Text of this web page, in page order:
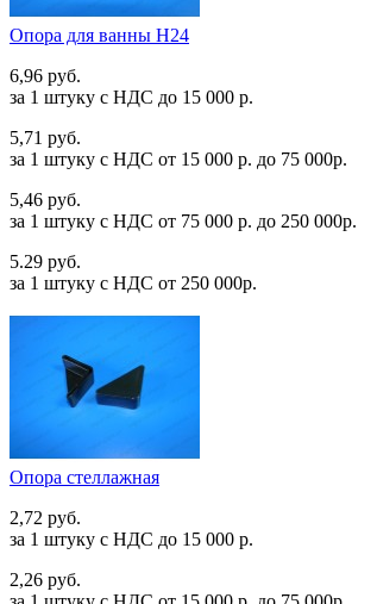
Опора для ванны Н24
6,96 руб.
за 1 штуку c НДС до 15 000 р.
5,71 руб.
за 1 штуку c НДС от 15 000 р. до 75 000р.
5,46 руб.
за 1 штуку c НДС от 75 000 р. до 250 000р.
5.29 руб.
за 1 штуку c НДС от 250 000р.
Опора стеллажная
2,72 руб.
за 1 штуку c НДС до 15 000 р.
2,26 руб.